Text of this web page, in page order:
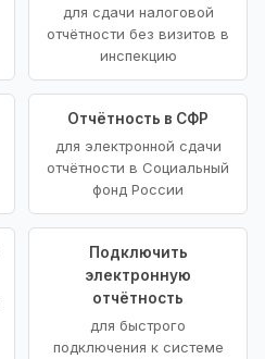
для сдачи налоговой
отчётности без визитов в
инспекцию
Отчётность в СФР
для электронной сдачи
отчётности в Социальный
фонд России
Подключить
электронную
отчётность
для быстрого
подключения к системе